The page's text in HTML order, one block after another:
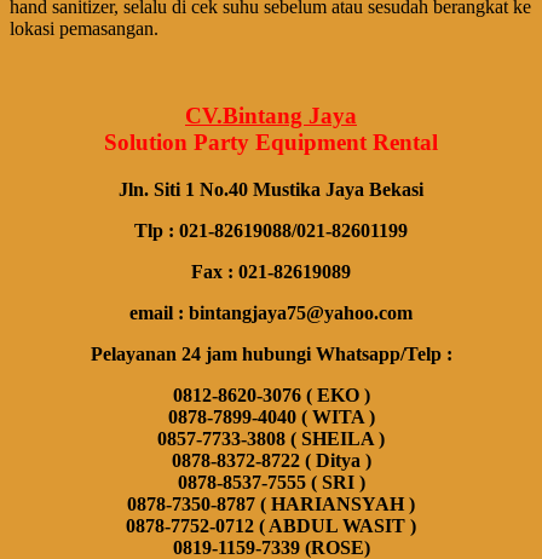
hand sanitizer, selalu di cek suhu sebelum atau sesudah berangkat ke
lokasi pemasangan.
CV.Bintang Jaya
Solution Party Equipment Rental
Jln. Siti 1 No.40 Mustika Jaya Bekasi
Tlp : 021-82619088/021-82601199
Fax : 021-82619089
email : bintangjaya75@yahoo.com
Pelayanan 24 jam hubungi Whatsapp/Telp :
0812-8620-3076 ( EKO )
0878-7899-4040 ( WITA )
0857-7733-3808 ( SHEILA )
0878-8372-8722 ( Ditya )
0878-8537-7555 ( SRI )
0878-7350-8787 ( HARIANSYAH )
0878-7752-0712 ( ABDUL WASIT )
0819-1159-7339 (ROSE)